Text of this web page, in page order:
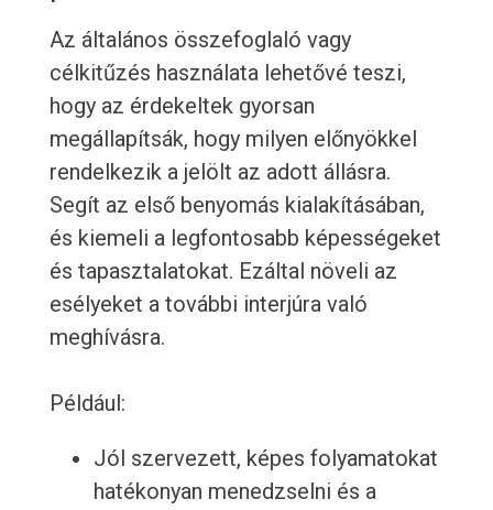
Az általános összefoglaló vagy
célkitűzés használata lehetővé teszi,
hogy az érdekeltek gyorsan
megállapítsák, hogy milyen előnyökkel
rendelkezik a jelölt az adott állásra.
Segít az első benyomás kialakításában,
és kiemeli a legfontosabb képességeket
és tapasztalatokat. Ezáltal növeli az
esélyeket a további interjúra való
meghívásra.
Például:
Jól szervezett, képes folyamatokat
hatékonyan menedzselni és a